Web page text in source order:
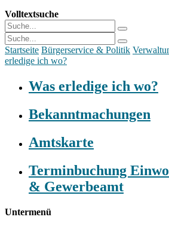
Volltextsuche
Startseite Bürgerservice & Politik
erledige ich wo?
Was erledige ich wo?
Bekanntmachungen
Amtskarte
Terminbuchung
& Gewerbeamt
Untermenü